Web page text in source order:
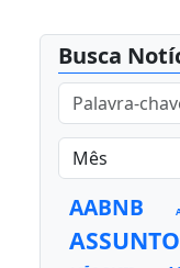
Busca
AABNB